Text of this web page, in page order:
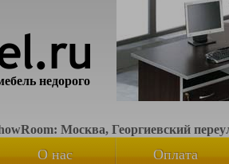
недорого
Москва, Георгиевский
О нас Оплата